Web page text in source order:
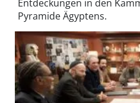
Entdeckungen in den
Pyramide Ägyptens.